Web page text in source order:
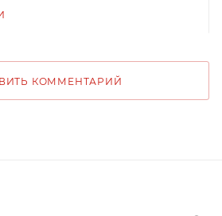
КОММЕНТАРИЙ